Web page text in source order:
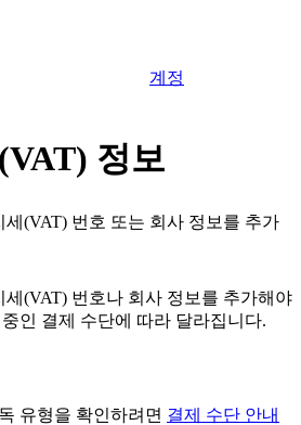
계정
정보
(VAT) 번호 또는 회사 정보를 추가
세(VAT) 번호나 회사 정보를 추가해야
인 결제 수단에 따라 달라집니다.
유형을 확인하려면 결제 수단 안내